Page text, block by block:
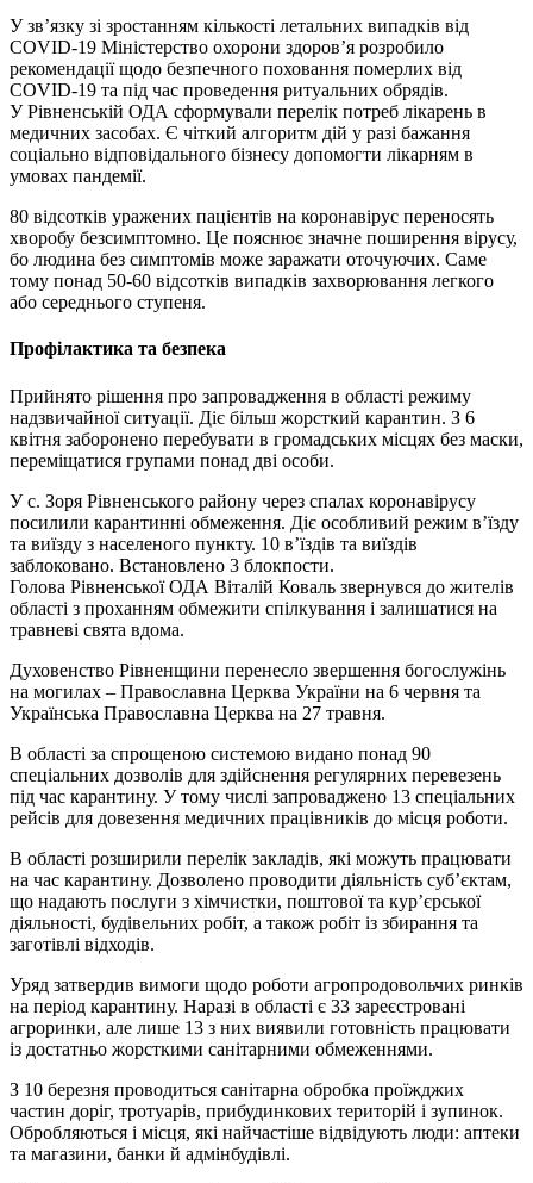
У зв’язку зі зростанням кількості летальних випадків від
COVID-19 Міністерство охорони здоров’я розробило
рекомендації щодо безпечного поховання померлих від
COVID-19 та під час проведення ритуальних обрядів.
У Рівненській ОДА сформували перелік потреб лікарень в
медичних засобах. Є чіткий алгоритм дій у разі бажання
соціально відповідального бізнесу допомогти лікарням в
умовах пандемії.
80 відсотків уражених пацієнтів на коронавірус переносять
хворобу безсимптомно. Це пояснює значне поширення вірусу,
бо людина без симптомів може заражати оточуючих. Саме
тому понад 50-60 відсотків випадків захворювання легкого
або середнього ступеня.
Профілактика та безпека
Прийнято рішення про запровадження в області режиму
надзвичайної ситуації. Діє більш жорсткий карантин. З 6
квітня заборонено перебувати в громадських місцях без маски,
переміщатися групами понад дві особи.
У с. Зоря Рівненського району через спалах коронавірусу
посилили карантинні обмеження. Діє особливий режим в’їзду
та виїзду з населеного пункту. 10 в’їздів та виїздів
заблоковано. Встановлено 3 блокпости.
Голова Рівненської ОДА Віталій Коваль звернувся до жителів
області з проханням обмежити спілкування і залишатися на
травневі свята вдома.
Духовенство Рівненщини перенесло звершення богослужінь
на могилах – Православна Церква України на 6 червня та
Українська Православна Церква на 27 травня.
В області за спрощеною системою видано понад 90
спеціальних дозволів для здійснення регулярних перевезень
під час карантину. У тому числі запроваджено 13 спеціальних
рейсів для довезення медичних працівників до місця роботи.
В області розширили перелік закладів, які можуть працювати
на час карантину. Дозволено проводити діяльність суб’єктам,
що надають послуги з хімчистки, поштової та кур’єрської
діяльності, будівельних робіт, а також робіт із збирання та
заготівлі відходів.
Уряд затвердив вимоги щодо роботи агропродовольчих ринків
на період карантину. Наразі в області є 33 зареєстровані
агроринки, але лише 13 з них виявили готовність працювати
із достатньо жорсткими санітарними обмеженнями.
З 10 березня проводиться санітарна обробка проїжджих
частин доріг, тротуарів, прибудинкових територій і зупинок.
Обробляються і місця, які найчастіше відвідують люди: аптеки
та магазини, банки й адмінбудівлі.